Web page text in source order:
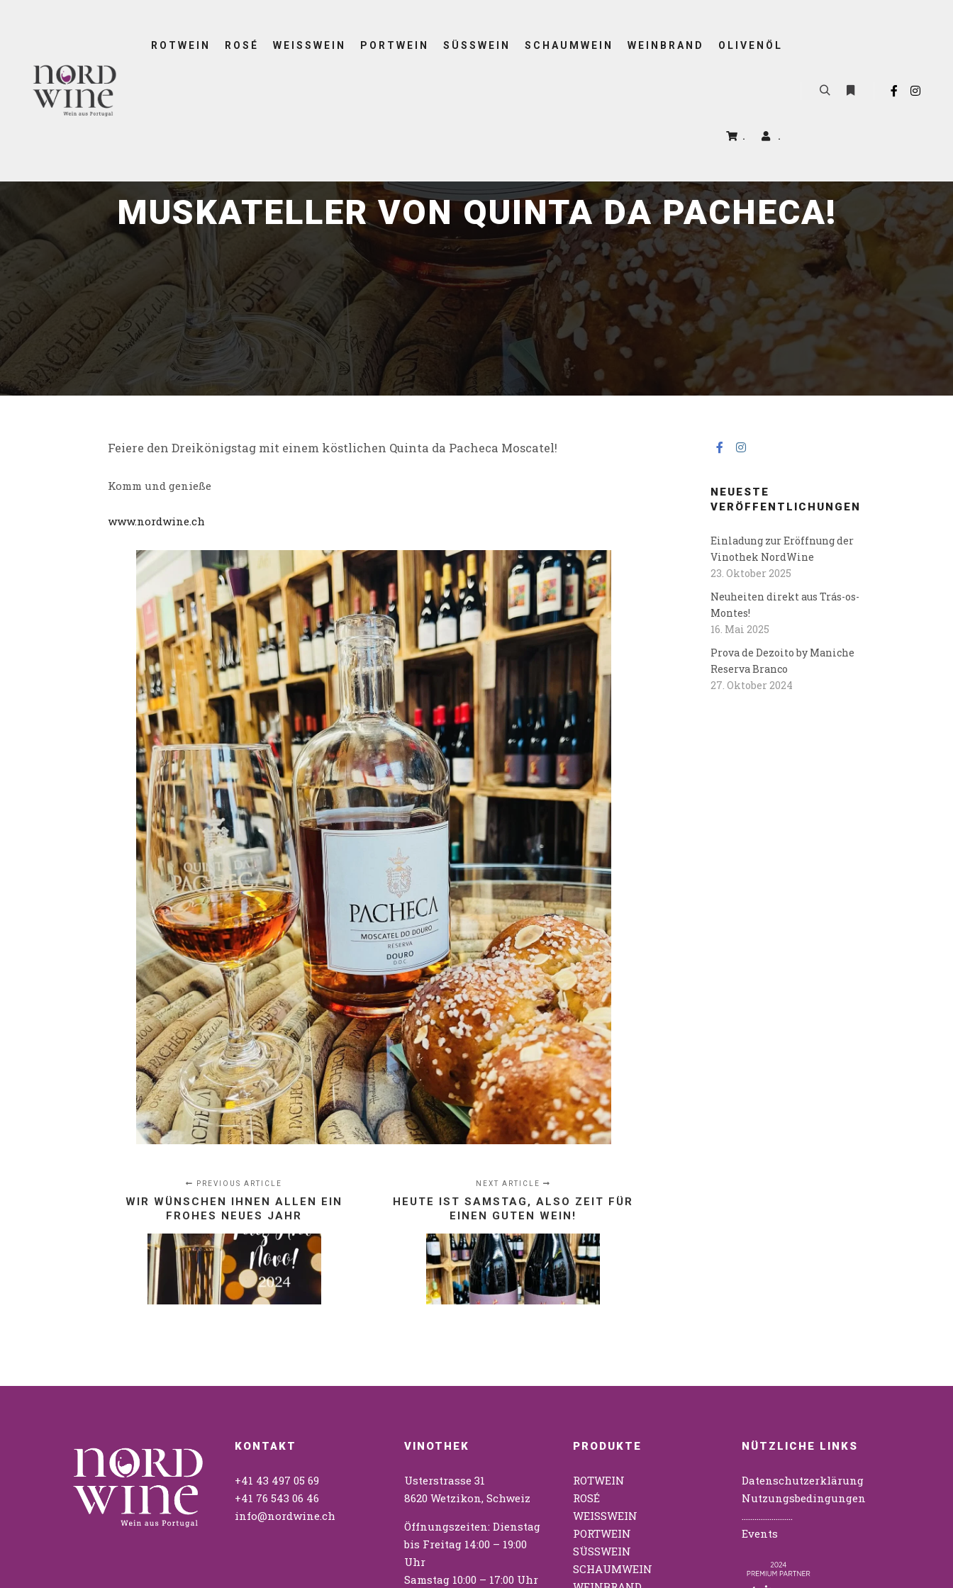
ROTWEIN ROSÉ WEISSWEIN PORTWEIN SÜSSWEIN SCHAUMWEIN WEINBRAND OLIVENÖL
. .
MUSKATELLER VON QUINTA DA PACHECA!
Feiere den Dreikönigstag mit einem köstlichen Quinta da Pacheca Moscatel!
Komm und genieße
www.nordwine.ch
PREVIOUS ARTICLE
WIR WÜNSCHEN IHNEN ALLEN EIN
FROHES NEUES JAHR
NEXT ARTICLE
HEUTE IST SAMSTAG, ALSO ZEIT FÜR
EINEN GUTEN WEIN!
NEUESTE
VERÖFFENTLICHUNGEN
Einladung zur Eröffnung der
Vinothek NordWine
23. Oktober 2025
Neuheiten direkt aus Trás-os-
Montes!
16. Mai 2025
Prova de Dezoito by Maniche
Reserva Branco
27. Oktober 2024
KONTAKT
+41 43 497 05 69
+41 76 543 06 46
info@nordwine.ch
VINOTHEK
Usterstrasse 31
8620 Wetzikon, Schweiz
Öffnungszeiten: Dienstag
bis Freitag 14:00 – 19:00
Uhr
Samstag 10:00 – 17:00 Uhr
PRODUKTE
ROTWEIN
ROSÉ
WEISSWEIN
PORTWEIN
SÜSSWEIN
SCHAUMWEIN
NÜTZLICHE LINKS
Datenschutzerklärung
Nutzungsbedingungen
Events